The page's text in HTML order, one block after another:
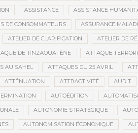
ASSISTANCE ASSISTANCE
DE CONSOMMATEURS ASSURANCE
ATELIER DE CLARIFICATION ATELIER DE
DE TINZAOUATÈNE ATTAQUE
AU SAHEL ATTAQUES DU 25 AVRIL
ATTÉNUATION ATTRACTIVITÉ AUDIT
AUTOÉDITION
AUTONOMIE STRATÉGIQUE
AUTONOMISATION ÉCONOMIQUE